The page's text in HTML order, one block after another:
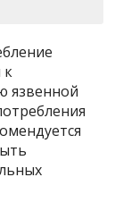
к
язвенной